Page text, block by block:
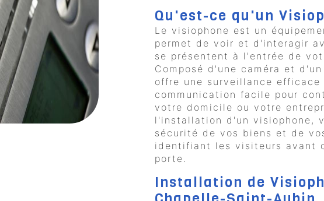
Qu'est-ce qu'un
Le visiophone est un
permet de voir et d'interagir
se présentent à l'entrée de
Composé d'une caméra et
offre une surveillance efficace
communication facile pour
votre domicile ou votre
l'installation d'un visiophone,
sécurité de vos biens et de
identifiant les visiteurs avant
porte.
Installation de